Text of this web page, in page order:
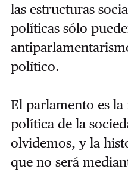
las estructuras
políticas sólo
político.
El parlamento es la
política de la
olvidemos, y la
que no será